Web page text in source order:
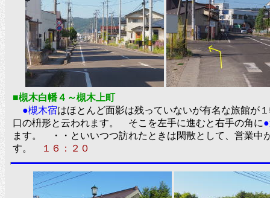
■槻木白幡４～槻木上町
●槻木宿はほとんど面影は残っていないが有名な旅館が
口の枡形と云われます。 そこを左手に進むと右手の角に
ます。 ・・といいつつ訪れたときは閑散として、営業
す。
１６：２０